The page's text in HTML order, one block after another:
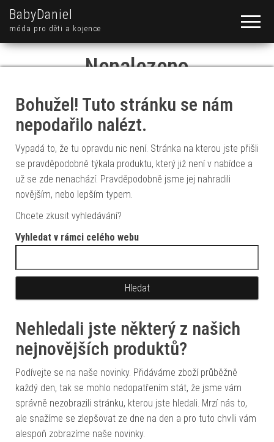
BabyDaniel
móda pro děti a kojence
Nenalezeno
Bohužel! Tuto stránku se nám
nepodařilo nalézt.
Vypadá to, že tu opravdu nic není. Stránka na kterou jste přišli
se pravděpodobně týkala produktu, který již není v nabídce a
už se zde nenachází. Pravděpodobně jsme jej nahradili
novějším, nebo lepším typem.
Chcete zkusit vyhledávání?
Vyhledat v rámci celého webu
Nehledali jste některý z našich
nejnovějších produktů?
Podívejte se na naše novinky. Přidáváme zboží průběžně
každý den, tak se mohlo nedopatřením stát, že jsme vám
správně nezobrazili stránku, kterou jste hledali. Mrzí nás to,
ale snažíme se zlepšovat ze dne na den a pro tuto chvíli vám
alespoň zobrazíme naše novinky.